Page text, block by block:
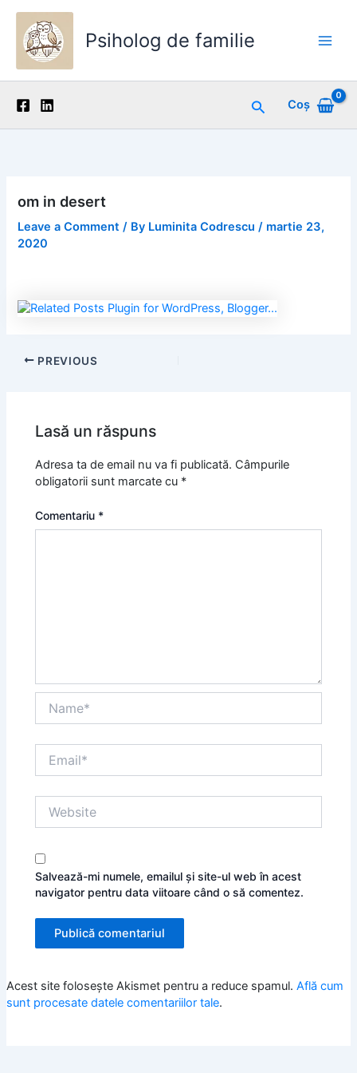
content
Psiholog de familie
SearchCoș
om in desert
Leave a Comment / By Luminita Codrescu/ martie 23,
2020
PREVIOUS
Lasă un răspuns
Adresa ta de email nu va fi publicată. Câmpurile
obligatorii sunt marcate cu *
Comentariu *
Salvează-mi numele, emailul și site-ul web în acest
navigator pentru data viitoare când o să comentez.
Acest site folosește Akismet pentru a reduce spamul. Află cum
sunt procesate datele comentariilor tale.